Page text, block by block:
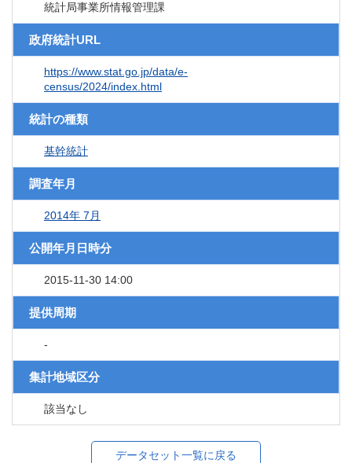
統計局事業所情報管理課
政府統計URL
https://www.stat.go.jp/data/e-
census/2024/index.html
統計の種類
基幹統計
調査年月
2014年 7月
公開年月日時分
2015-11-30 14:00
提供周期
-
集計地域区分
該当なし
データセット一覧に戻る